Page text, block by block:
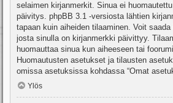
selaimen kirjanmerkit. Sinua ei
päivitys. phpBB 3.1 -versiosta lähtien
tapaan kuin aiheiden tilaaminen. Voit
josta sinulla on kirjanmerkki päivittyy.
huomauttaa sinua kun aiheeseen tai
Huomautusten asetukset ja tilausten
omissa asetuksissa kohdassa “Omat
Ylös